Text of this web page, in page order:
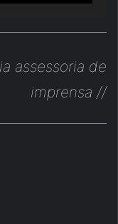
assessoria de
imprensa //